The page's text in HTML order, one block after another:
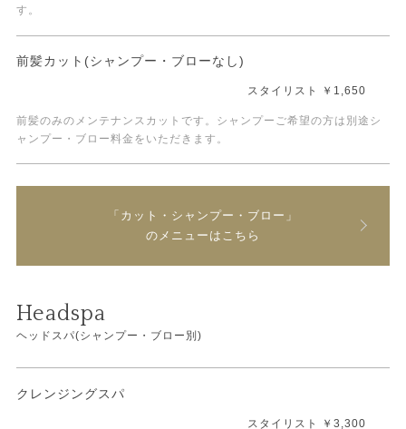
す。
前髪カット(シャンプー・ブローなし)
スタイリスト ￥1,650
前髪のみのメンテナンスカットです。シャンプーご希望の方は別途シ
ャンプー・ブロー料金をいただきます。
「カット・シャンプー・ブロー」
のメニューはこちら
Headspa
ヘッドスパ(シャンプー・ブロー別)
クレンジングスパ
スタイリスト ￥3,300